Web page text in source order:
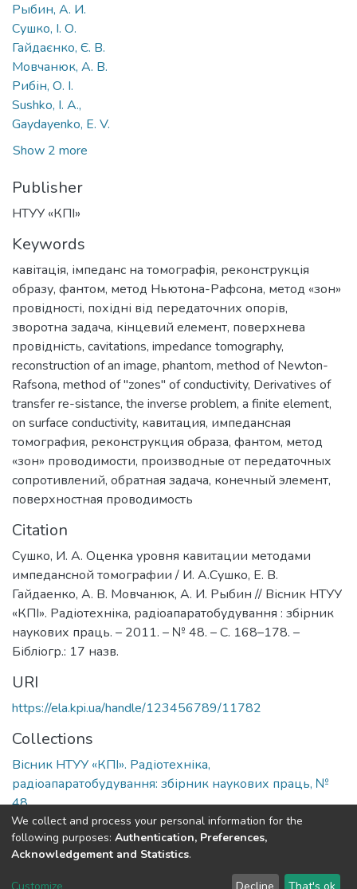
Рыбин, А. И.
Сушко, І. О.
Гайдаєнко, Є. В.
Мовчанюк, А. В.
Рибін, О. І.
Sushko, I. A.,
Gaydayenko, E. V.
Show 2 more
Publisher
НТУУ «КПІ»
Keywords
кавітація, імпеданс на томографія, реконструкція
образу, фантом, метод Ньютона-Рафсона, метод «зон»
провідності, похідні від передаточних опорів,
зворотна задача, кінцевий елемент, поверхнева
провідність, cavitations, impedance tomography,
reconstruction of an image, phantom, method of Newton-
Rafsona, method of "zones" of conductivity, Derivatives of
transfer re-sistance, the inverse problem, a finite element,
on surface conductivity, кавитация, импедансная
томография, реконструкция образа, фантом, метод
«зон» проводимости, производные от передаточных
сопротивлений, обратная задача, конечный элемент,
поверхностная проводимость
Citation
Сушко, И. А. Оценка уровня кавитации методами
импедансной томографии / И. А.Сушко, Е. В.
Гайдаенко, А. В. Мовчанюк, А. И. Рыбин // Вісник НТУУ
«КПІ». Радіотехніка, радіоапаратобудування : збірник
наукових праць. – 2011. – № 48. – С. 168–178. –
Бібліогр.: 17 назв.
URI
https://ela.kpi.ua/handle/123456789/11782
Collections
Вісник НТУУ «КПІ». Радіотехніка,
радіоапаратобудування: збірник наукових праць, №
48
Full item page
DSpace software copyright © 2002-2026 LYRASIS
We collect and process your personal information for the
following purposes: Authentication, Preferences,
Acknowledgement and Statistics.